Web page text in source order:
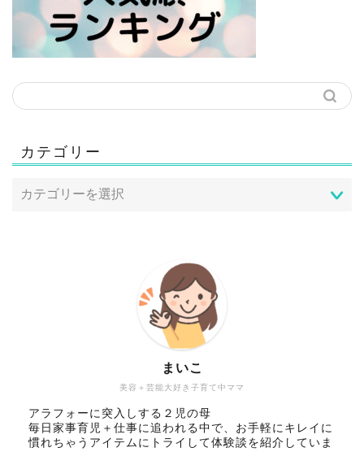
カテゴリー
美容＋芸能大好き子育て中ママ
まいこ
アラフォーに突入しする２児の母
毎日家事育児＋仕事に追われる中で、お手軽にキレイに
慣れちゃうアイテムにトライして体験談を紹介していま